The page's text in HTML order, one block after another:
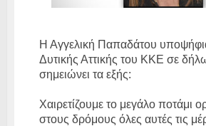
Η Αγγελική Παπαδάτου
Δυτικής Αττικής του ΚΚΕ σε
σημειώνει τα εξής:
Χαιρετίζουμε το μεγάλο ποτάμι
στους δρόμους όλες αυτές τις